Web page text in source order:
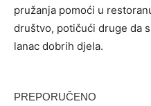
pružanja pomoći u
društvo, potičući druge da
lanac dobrih djela.